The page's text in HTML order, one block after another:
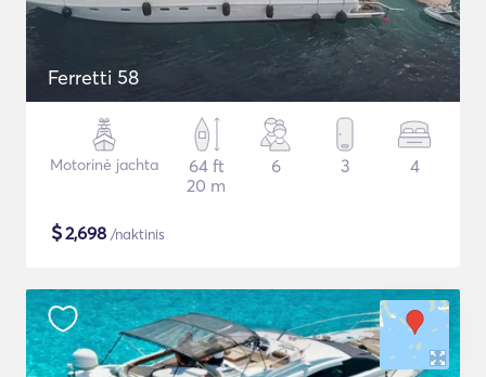
Ferretti 58
Motorinė jachta
64 ft
20 m
6 3 4
$2,698 /naktinis